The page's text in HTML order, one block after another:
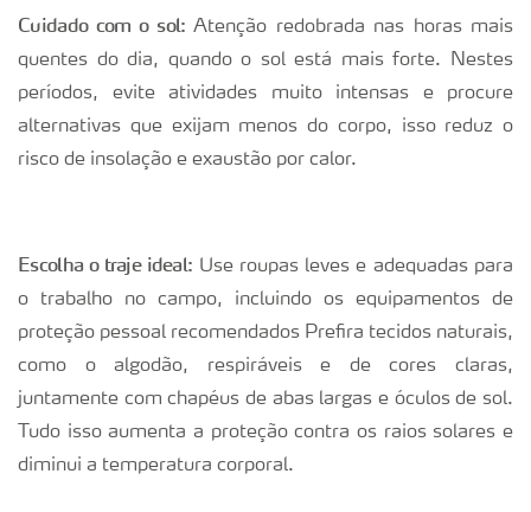
Cuidado com o sol:Atenção redobrada nas horas mais
quentes do dia, quando o sol está mais forte. Nestes
períodos, evite atividades muito intensas e procure
alternativas que exijam menos do corpo, isso reduz o
risco de insolação e exaustão por calor.
Escolha o traje ideal: Use roupas leves e adequadas para
o trabalho no campo, incluindo os equipamentos de
proteção pessoal recomendados Prefira tecidos naturais,
como o algodão, respiráveis e de cores claras,
juntamente com chapéus de abas largas e óculos de sol.
Tudo isso aumenta a proteção contra os raios solares e
diminui a temperatura corporal.